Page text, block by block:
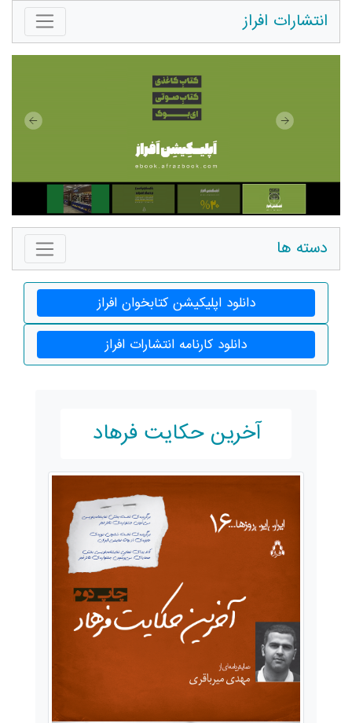
انتشارات افراز
دسته ها
دانلود اپلیکیشن کتابخوان افراز
دانلود کارنامه انتشارات افراز
آخرین حکایت فرهاد